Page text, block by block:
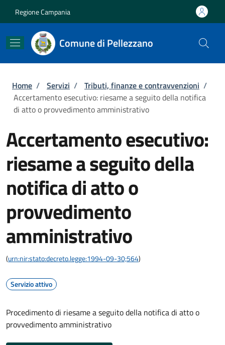
Regione Campania
Comune di Pellezzano
Briciole di pane
Home / Servizi / Tributi, finanze e contravvenzioni /
Accertamento esecutivo: riesame a seguito della notifica
di atto o provvedimento amministrativo
Accertamento esecutivo:
riesame a seguito della
notifica di atto o
provvedimento
amministrativo
(urn:nir:stato:decreto.legge:1994-09-30;564)
Servizio attivo
Procedimento di riesame a seguito della notifica di atto o
provvedimento amministrativo